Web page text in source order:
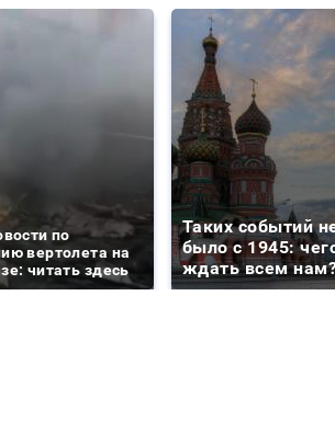
по
вертолета на
читать здесь
Таких событий
было с 1945:
ждать всем